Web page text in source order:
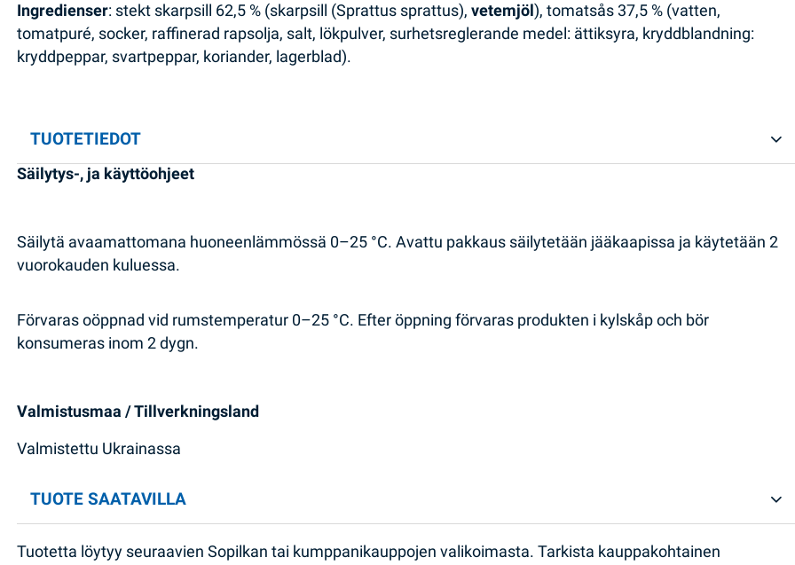
Ingredienser: stekt skarpsill 62,5 % (skarpsill (Sprattus sprattus),vetemjöl), tomatsås 37,5 % (vatten,
tomatpuré, socker, raffinerad rapsolja, salt, lökpulver, surhetsreglerande medel: ättiksyra, kryddblandning:
kryddpeppar, svartpeppar, koriander, lagerblad).
TUOTETIEDOT
Säilytys-, ja käyttöohjeet
Säilytä avaamattomana huoneenlämmössä 0–25 °C. Avattu pakkaus säilytetään jääkaapissa ja käytetään 2
vuorokauden kuluessa.
Förvaras oöppnad vid rumstemperatur 0–25 °C. Efter öppning förvaras produkten i kylskåp och bör
konsumeras inom 2 dygn.
Valmistusmaa / Tillverkningsland
Valmistettu Ukrainassa
TUOTE SAATAVILLA
Tuotetta löytyy seuraavien Sopilkan tai kumppanikauppojen valikoimasta. Tarkista kauppakohtainen